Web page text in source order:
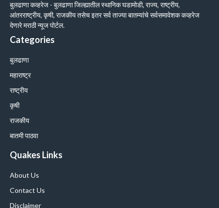
बुलढाणा कव्हरेज - बुलढाणा जिल्ह्यातील स्थानिक घडामोडी, राज्य, राष्ट्रीय,
आंतरराष्ट्रीय, कृषी, राजकीय तसेच इतर सर्व ताज्या बातम्यांचे सर्वसमावेशक कव्हरेज
देणारे मराठी न्यूज पोर्टल.
Categories
बुलढाणा
महाराष्ट्र
राष्ट्रीय
कृषी
राजकीय
बातमी पाठवा
Quakes Links
About Us
Contact Us
Disclaimer